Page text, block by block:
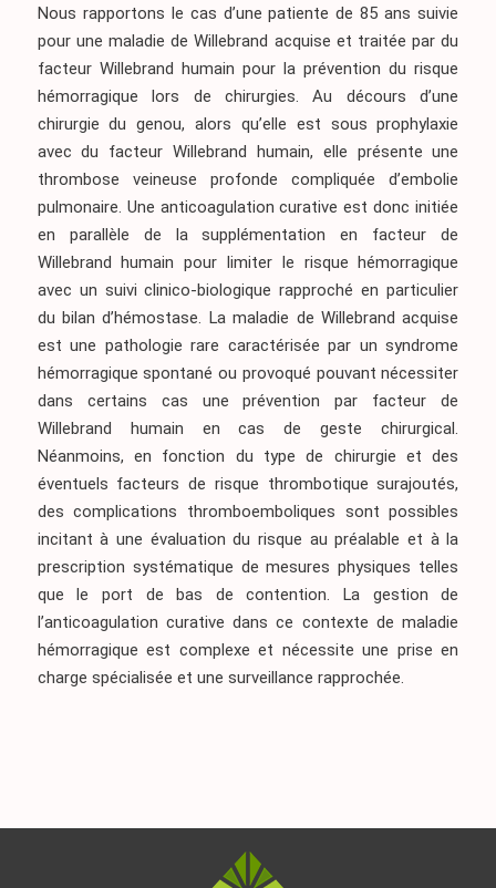
Nous rapportons le cas d’une patiente de 85 ans suivie
pour une maladie de Willebrand acquise et traitée par du
facteur Willebrand humain pour la prévention du risque
hémorragique lors de chirurgies. Au décours d’une
chirurgie du genou, alors qu’elle est sous prophylaxie
avec du facteur Willebrand humain, elle présente une
thrombose veineuse profonde compliquée d’embolie
pulmonaire. Une anticoagulation curative est donc initiée
en parallèle de la supplémentation en facteur de
Willebrand humain pour limiter le risque hémorragique
avec un suivi clinico-biologique rapproché en particulier
du bilan d’hémostase. La maladie de Willebrand acquise
est une pathologie rare caractérisée par un syndrome
hémorragique spontané ou provoqué pouvant nécessiter
dans certains cas une prévention par facteur de
Willebrand humain en cas de geste chirurgical.
Néanmoins, en fonction du type de chirurgie et des
éventuels facteurs de risque thrombotique surajoutés,
des complications thromboemboliques sont possibles
incitant à une évaluation du risque au préalable et à la
prescription systématique de mesures physiques telles
que le port de bas de contention. La gestion de
l’anticoagulation curative dans ce contexte de maladie
hémorragique est complexe et nécessite une prise en
charge spécialisée et une surveillance rapprochée.